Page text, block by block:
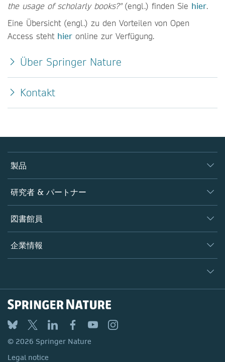
the usage of scholarly books?"(engl.) finden Sie hier.
Eine Übersicht (engl.) zu den Vorteilen von Open
Access steht hier online zur Verfügung.
Über Springer Nature
Kontakt
製品
ジャーナル
書籍
プラットフォーム
研究者 & パートナー
著者
編集者
オープンサイエンス
図書館員
概要
製品
サービスツール
アカウント・ディベロップメント
ブログ
お問い合わせ
企業情報
採用情報
プロフェッショナル
General terms and conditions
Privacy
Your Privacy Choices / Manage Cookies
Accessibility
© 2026 Springer Nature
Legal notice